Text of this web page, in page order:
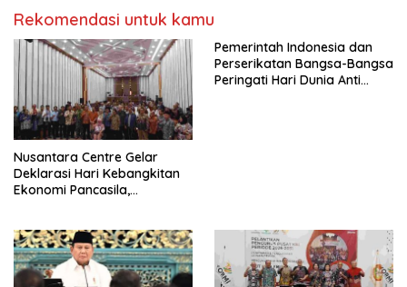
Rekomendasi untuk kamu
Nusantara Centre Gelar
Deklarasi Hari Kebangkitan
Ekonomi Pancasila,
Penjajahan (Pergolakan
Ekonomi Politik Indonesia) &
Simposium Nasional “Urgensi
Pemerintah Indonesia dan
Perserikatan Bangsa-Bangsa
Peringati Hari Dunia Anti